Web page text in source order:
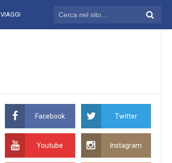
VIAGGI
Facebook Twitter
Youtube Instagram